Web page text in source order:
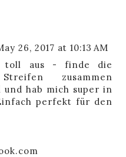
26, 2017 at 10:13 AM
toll aus - finde die
zusammen
hab mich super in
perfekt für den